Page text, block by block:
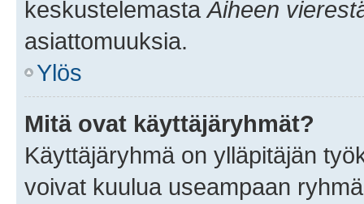
keskustelemasta Aiheen
asiattomuuksia.
Ylös
Mitä ovat käyttäjäryhmät?
Käyttäjäryhmä on ylläpitäjän
voivat kuulua useampaan